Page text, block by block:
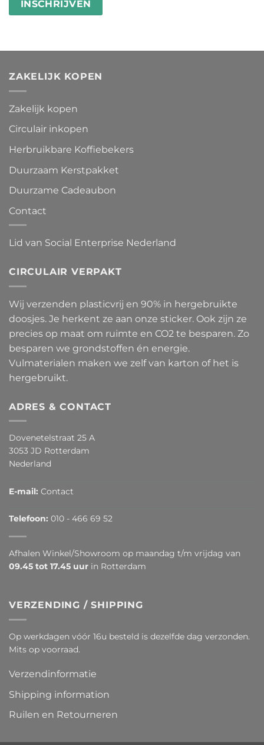
ZAKELIJK KOPEN
Zakelijk kopen
Circulair inkopen
Herbruikbare Koffiebekers
Duurzaam Kerstpakket
Duurzame Cadeaubon
Contact
Lid van Social Enterprise Nederland
CIRCULAIR VERPAKT
Wij verzenden plasticvrij en 90% in hergebruikte
doosjes. Je herkent ze aan onze sticker. Ook zijn ze
precies op maat om ruimte en CO2 te besparen. Zo
besparen we grondstoffen én energie.
Vulmaterialen maken we zelf van karton of het is
hergebruikt.
ADRES & CONTACT
Dovenetelstraat 25 A
3053 JD Rotterdam
Nederland
E-mail: Contact
Telefoon: 010 - 466 69 52
Afhalen Winkel/Showroom op maandag t/m vrijdag van
09.45 tot 17.45 uur in Rotterdam
VERZENDING / SHIPPING
Op werkdagen vóór 16u besteld is dezelfde dag verzonden.
Mits op voorraad.
Verzendinformatie
Shipping information
Ruilen en Retourneren